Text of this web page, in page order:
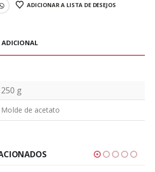
ADICIONAR A LISTA DE DESEJOS
ADICIONAL
250 g
Molde de acetato